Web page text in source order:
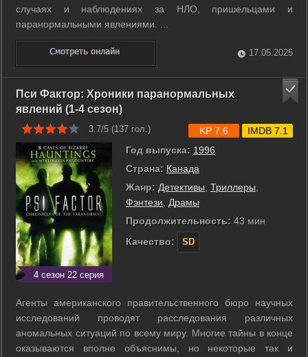
случаях и наблюдениях за НЛО, пришельцами и
паранормальными явлениями. ...
17.05.2025
Пси Фактор: Хроники паранормальных
явлений (1-4 сезон)
3.7/5 (137 гол.)
4 сезон 22 серия
Год выпуска: 1996
Страна: Канада
Жанр: Детективы Триллеры
Фэнтези
Драмы
Продолжительность: 43 мин
Качество:
SD
KP 7.6 IMDB 7.1
Агенты американского правительственного бюро научных
исследований проводят расследования различных
аномальных ситуаций по всему миру. Многие тайны в конце
оказываются вполне объяснимы, но некоторые так и